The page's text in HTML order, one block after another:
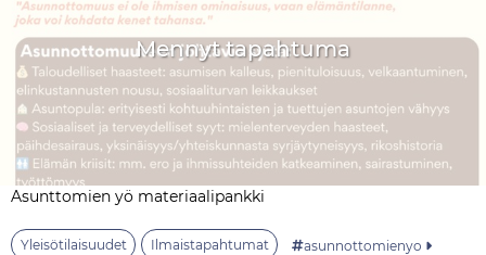
Mennyt tapahtuma
Asunttomien yö materiaalipankki
Yleisötilaisuudet Ilmaistapahtumat asunnottomienyo